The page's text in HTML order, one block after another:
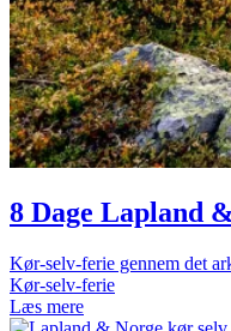
8 Dage Lapland
Kør-selv-ferie gennem det
Kør-selv-ferie
Læs mere